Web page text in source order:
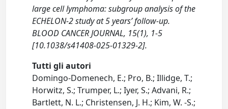
large cell lymphoma: subgroup analysis of the
ECHELON-2 study at 5 years’ follow-up.
BLOOD CANCER JOURNAL, 15(1), 1-5
[10.1038/s41408-025-01329-2].
Tutti gli autori
Domingo-Domenech, E.; Pro, B.; Illidge, T.;
Horwitz, S.; Trumper, L.; Iyer, S.; Advani, R.;
Bartlett, N. L.; Christensen, J. H.; Kim, W. -S.;